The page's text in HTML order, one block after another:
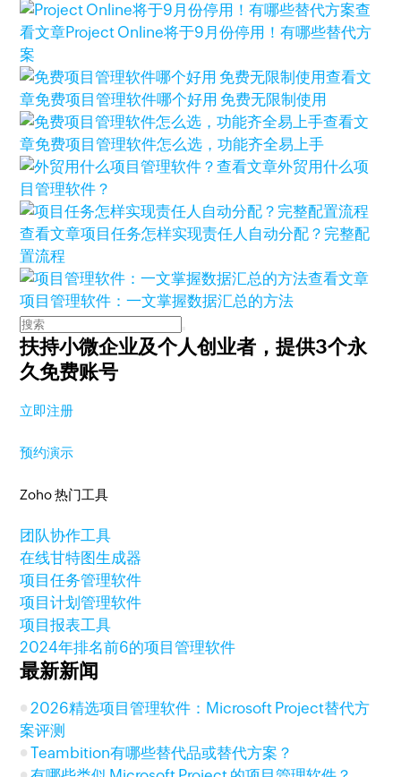
查
看文章Project Online将于9月份停用！有哪些替代方
案
查看文
章免费项目管理软件哪个好用 免费无限制使用
查看文
章免费项目管理软件怎么选，功能齐全易上手
查看文章外贸用什么项
目管理软件？
查看文章项目任务怎样实现责任人自动分配？完整配
置流程
查看文章
项目管理软件：一文掌握数据汇总的方法
扶持小微企业及个人创业者，提供3个永
久免费账号
立即注册
预约演示
Zoho 热门工具
团队协作工具
在线甘特图生成器
项目任务管理软件
项目计划管理软件
项目报表工具
2024年排名前6的项目管理软件
最新新闻
2026精选项目管理软件：Microsoft Project替代方
案评测
Teambition有哪些替代品或替代方案？